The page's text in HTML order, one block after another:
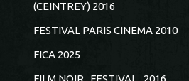
(CEINTREY) 2016
FESTIVAL PARIS CINEMA 2010
FICA 2025